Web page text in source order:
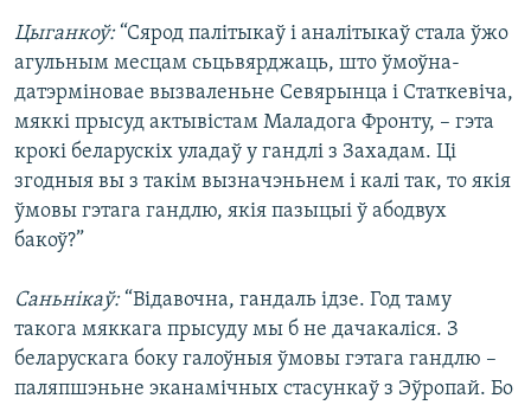
Цыганкоў:“Сярод палітыкаў і аналітыкаў стала ўжо
агульным месцам сьцьвярджаць, што ўмоўна-
датэрміновае вызваленьне Севярынца і Статкевіча,
мяккі прысуд актывістам Маладога Фронту, – гэта
крокі беларускіх уладаў у гандлі з Захадам. Ці
згодныя вы з такім вызначэньнем і калі так, то якія
ўмовы гэтага гандлю, якія пазыцыі ў абодвух
бакоў?”
Саньнікаў: “Відавочна, гандаль ідзе. Год таму
такога мяккага прысуду мы б не дачакаліся. З
беларускага боку галоўныя ўмовы гэтага гандлю –
паляпшэньне эканамічных стасункаў з Эўропай. Бо